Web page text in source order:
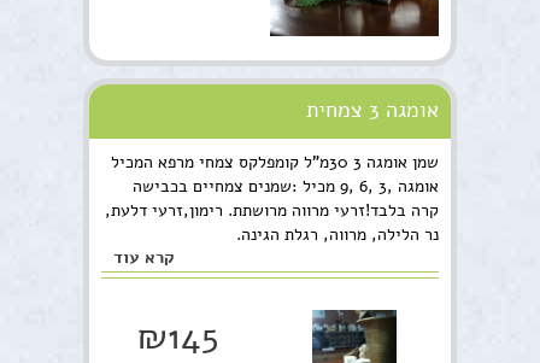
אומגה 3 צמחית
שמן אומגה 3 30מ"ל קומפלקס צמחי מרפא המכיל
אומגה ,3 ,6 ,9 מכיל :שמנים צמחיים בכבישה
קרה בלבד!זרעי מרווה מרושתת. רימון,זרעי דלעת,
נר הלילה, מרווה, רגלת הגינה.
קרא עוד
₪145